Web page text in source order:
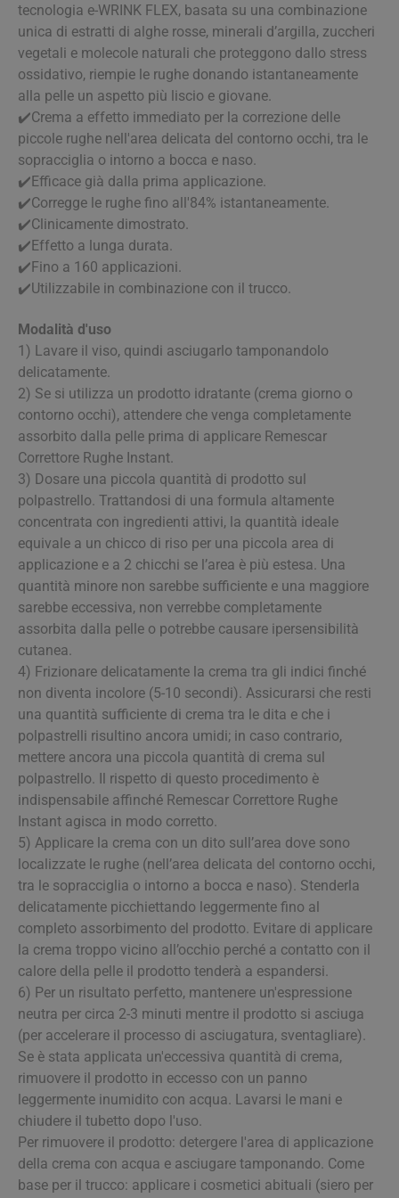
tecnologia e-WRINK FLEX, basata su una combinazione
unica di estratti di alghe rosse, minerali d’argilla, zuccheri
vegetali e molecole naturali che proteggono dallo stress
ossidativo, riempie le rughe donando istantaneamente
alla pelle un aspetto più liscio e giovane.
✔️​Crema a effetto immediato per la correzione delle
piccole rughe nell'area delicata del contorno occhi, tra le
sopracciglia o intorno a bocca e naso.
✔️​Efficace già dalla prima applicazione.
✔️​Corregge le rughe fino all'84% istantaneamente.
✔️​Clinicamente dimostrato.
✔️​Effetto a lunga durata.
✔️​Fino a 160 applicazioni.
✔️​Utilizzabile in combinazione con il trucco.
Modalità d'uso
1) Lavare il viso, quindi asciugarlo tamponandolo
delicatamente.
2) Se si utilizza un prodotto idratante (crema giorno o
contorno occhi), attendere che venga completamente
assorbito dalla pelle prima di applicare Remescar
Correttore Rughe Instant.
3) Dosare una piccola quantità di prodotto sul
polpastrello. Trattandosi di una formula altamente
concentrata con ingredienti attivi, la quantità ideale
equivale a un chicco di riso per una piccola area di
applicazione e a 2 chicchi se l’area è più estesa. Una
quantità minore non sarebbe sufficiente e una maggiore
sarebbe eccessiva, non verrebbe completamente
assorbita dalla pelle o potrebbe causare ipersensibilità
cutanea.
4) Frizionare delicatamente la crema tra gli indici finché
non diventa incolore (5-10 secondi). Assicurarsi che resti
una quantità sufficiente di crema tra le dita e che i
polpastrelli risultino ancora umidi; in caso contrario,
mettere ancora una piccola quantità di crema sul
polpastrello. Il rispetto di questo procedimento è
indispensabile affinché Remescar Correttore Rughe
Instant agisca in modo corretto.
5) Applicare la crema con un dito sull’area dove sono
localizzate le rughe (nell’area delicata del contorno occhi,
tra le sopracciglia o intorno a bocca e naso). Stenderla
delicatamente picchiettando leggermente fino al
completo assorbimento del prodotto. Evitare di applicare
la crema troppo vicino all’occhio perché a contatto con il
calore della pelle il prodotto tenderà a espandersi.
6) Per un risultato perfetto, mantenere un'espressione
neutra per circa 2-3 minuti mentre il prodotto si asciuga
(per accelerare il processo di asciugatura, sventagliare).
Se è stata applicata un'eccessiva quantità di crema,
rimuovere il prodotto in eccesso con un panno
leggermente inumidito con acqua. Lavarsi le mani e
chiudere il tubetto dopo l'uso.
Per rimuovere il prodotto: detergere l'area di applicazione
della crema con acqua e asciugare tamponando. Come
base per il trucco: applicare i cosmetici abituali (siero per